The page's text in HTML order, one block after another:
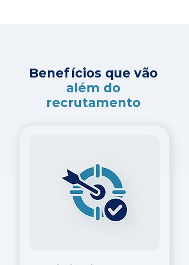
Benefícios que vão
além do
recrutamento